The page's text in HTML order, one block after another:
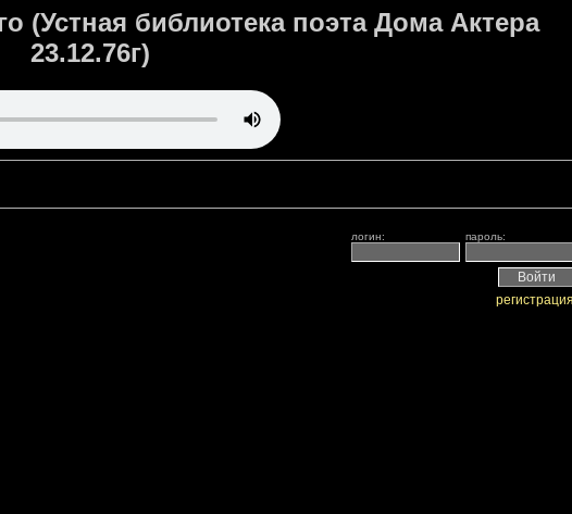
(Устная библиотека поэта Дома Актера
23.12.76г)
пароль:
логин:
регистрация